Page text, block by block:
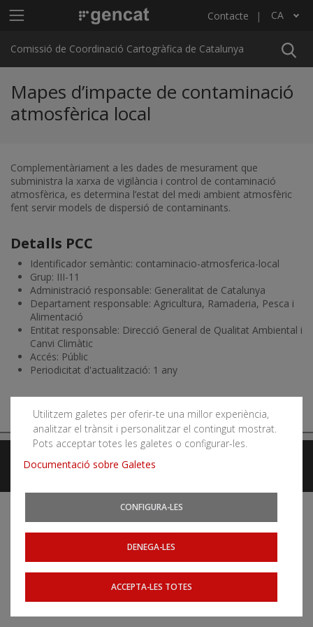
Menú principal C4 Contacte CA
Llista les accions addicionals
Comissió de Coordinació Cartogràfica de Catalunya
Mapes d’impacte de contaminació
atmosfèrica local
Complementàriament a les dades de mesurament que
subministra la xarxa de vigilància i control de contaminació
atmosfèrica, es determina l’estat del medi ambient atmosfèric
fent servir models de dispersió de contaminants.
Detalls PCC
Identificador semàntic: contaminacio-atmosferica-local
Grup: III-11
Administració responsable: Generalitat de Catalunya
Departament responsable: Agricultura, Ramaderia, Pesca i
Alimentació
Entitat responsable: Direcció General de Qualitat Ambiental i
Canvi Climàtic
Accés: Públic
Periodicitat d'actualització: 1 any
Utilitzem galetes per oferir-te una millor experiència,
analitzar el trànsit i personalitzar el contingut mostrat.
Pots acceptar totes les galetes o configurar-les.
Documentació sobre Galetes
CONFIGURA-LES
DENEGA-LES
ACCEPTA-LES TOTES